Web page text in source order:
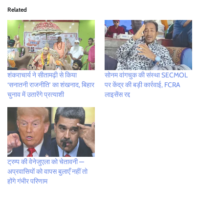
Related
शंकराचार्य ने सीतामढ़ी से किया
‘सनातनी राजनीति’ का शंखनाद, बिहार
चुनाव में उतारेंगे प्रत्याशी
सोनम वांगचुक की संस्था SECMOL
पर केंद्र की बड़ी कार्रवाई, FCRA
लाइसेंस रद्द
ट्रम्प की वेनेजुएला को चेतावनी —
अप्रवासियों को वापस बुलाएँ नहीं तो
होंगे गंभीर परिणाम